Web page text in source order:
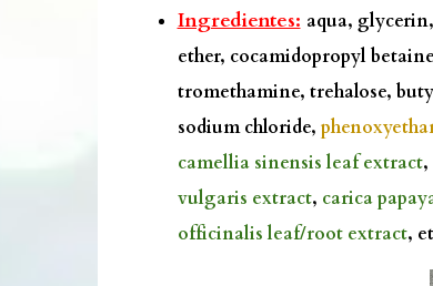
Ingredientes: aqua, glycerin,
ether, cocamidopropyl
tromethamine, trehalose,
sodium chloride,
camellia sinensis leaf extract,
vulgaris extract, carica
officinalis leaf/root extract,